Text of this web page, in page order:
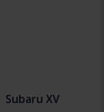
Subaru XV